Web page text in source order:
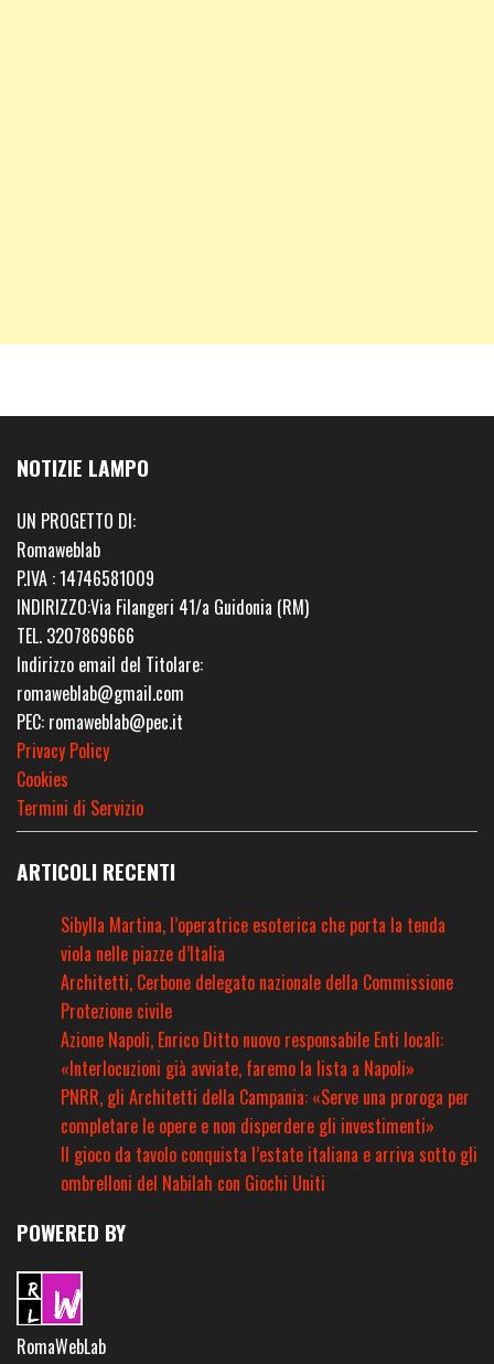
NOTIZIE LAMPO
UN PROGETTO DI:
Romaweblab
P.IVA : 14746581009
INDIRIZZO:Via Filangeri 41/a Guidonia (RM)
TEL. 3207869666
Indirizzo email del Titolare:
romaweblab@gmail.com
PEC: romaweblab@pec.it
Privacy Policy
Cookies
Termini di Servizio
ARTICOLI RECENTI
Sibylla Martina, l’operatrice esoterica che porta la tenda
viola nelle piazze d’Italia
Architetti, Cerbone delegato nazionale della Commissione
Protezione civile
Azione Napoli, Enrico Ditto nuovo responsabile Enti locali:
«Interlocuzioni già avviate, faremo la lista a Napoli»
PNRR, gli Architetti della Campania: «Serve una proroga per
completare le opere e non disperdere gli investimenti»
Il gioco da tavolo conquista l’estate italiana e arriva sotto gli
ombrelloni del Nabilah con Giochi Uniti
POWERED BY
RomaWebLab